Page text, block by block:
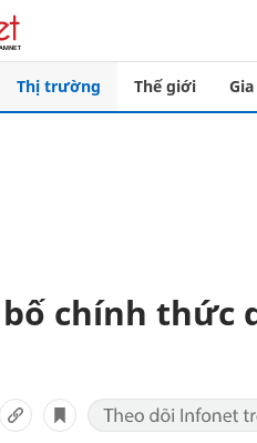
Thị trường Thế giới
chính thức